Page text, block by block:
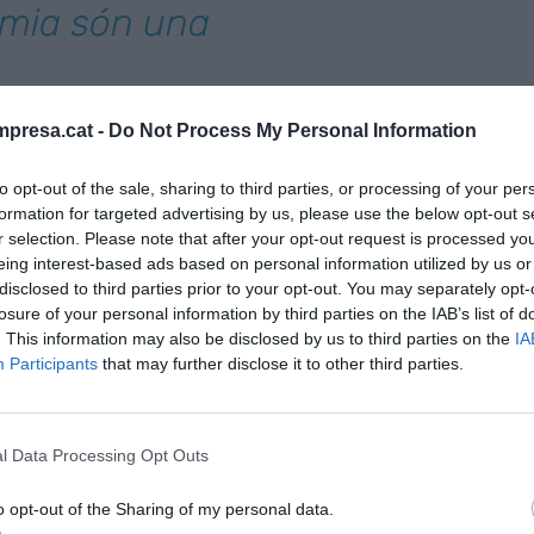
- Do Not Process My Personal Information
opt-out of the sale, sharing to third parties, or processing of your
for targeted advertising by us, please use the below opt-out
selection. Please note that after your opt-out request is processed
interest-based ads based on personal information utilized by us
to third parties prior to your opt-out. You may separately
of your personal information by third parties on the IAB’s list of
This information may also be disclosed by us to third parties on the
Participants that may further disclose it to other third parties.
Data Processing Opt Outs
opt-out of the Sharing of my personal data.
són una
publicar el passat mes de gener, on
catalana Glovo per part de Delivery Hero.
ja no ha generat grans titulars, tret
infiltració d’un sindicalista a la firma per
laborals. Diem “suposada” perquè quan
que el sindicalista en qüestió només va
arribar a repartir res. Sigui com sigui, si avui
en un sector molt proper al seu, el dels
s’ha produït una operació corporativa de
turca Getir ha adquirit l’alemanya Gorillas per
Tot plegat, en un sector sense rendibilitat i amb
Gorillas estava valorada en 3.000 milions,